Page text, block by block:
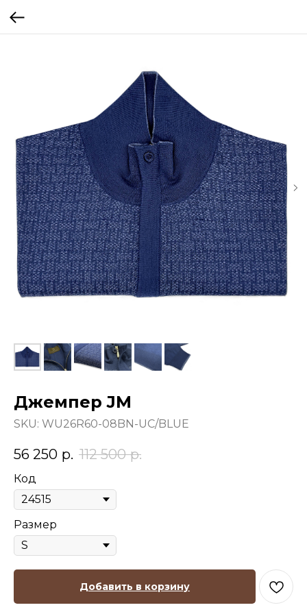
Джемпер JM
SKU: WU26R60-08BN-UC/BLUE
56 250 р. 112 500 р.
Код
Размер
Добавить в корзину